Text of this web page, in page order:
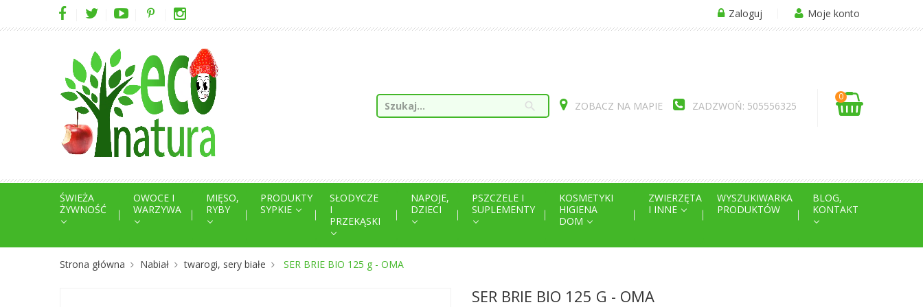
Zaloguj Moje konto
search ZOBACZ NA MAPIE ZADZWOŃ: 505556325
0
ŚWIEŻA
ŻYWNOŚĆ
OWOCE I
WARZYWA
MIĘSO,
RYBY
PRODUKTY
SYPKIE
SŁODYCZE
I
PRZEKĄSKI
NAPOJE,
DZIECI
PSZCZELE I
SUPLEMENTY
KOSMETYKI
HIGIENA
DOM
ZWIERZĘTA
I INNE
WYSZUKIWARKA
PRODUKTÓW
BLOG,
KONTAKT
Strona główna Nabiał twarogi, sery białe SER BRIE BIO 125 g - OMA
SER BRIE BIO 125 G - OMA